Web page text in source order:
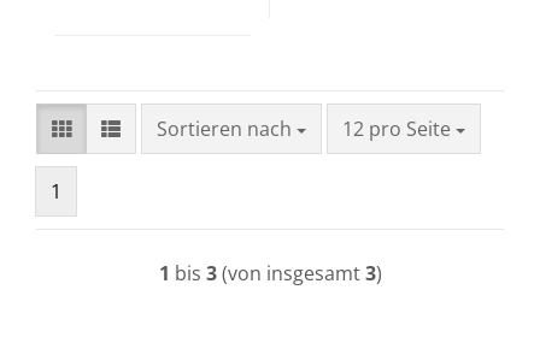
Sortieren nach
Sortieren nach 12 pro Seite
pro Seite
1
1 bis 3(von insgesamt3)